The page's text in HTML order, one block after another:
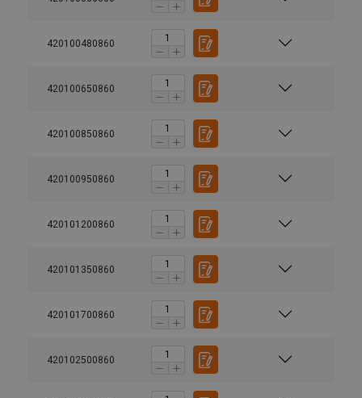
420100480860
420100650860
420100850860
420100950860
420101200860
420101350860
420101700860
420102500860